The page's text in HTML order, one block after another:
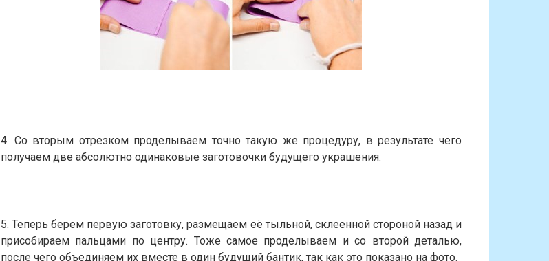
4. Со вторым отрезком проделываем точно такую же процедуру, в результате чего
получаем две абсолютно одинаковые заготовочки будущего украшения.
5. Теперь берем первую заготовку, размещаем её тыльной, склеенной стороной назад и
присобираем пальцами по центру. Тоже самое проделываем и со второй деталью,
после чего объединяем их вместе в один будущий бантик, так как это показано на фото.